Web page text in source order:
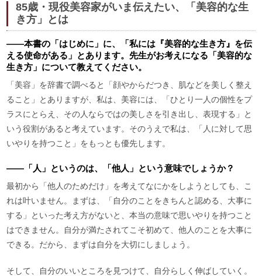
85歳・現役美容家がいま伝えたい、「美容的な生
き方」とは
――本書の「はじめに」に、「私には『美容的な生き方』を伝
える使命がある」とあります。先生がお考えになる「美容的な
生き方」について教えてください。
「美容」を辞書で調べると「顔やからだつき、肌などを美しく整え
ること」とありますが、私は、美容には、「ひとり一人の個性をプ
ラスにとらえ、その人ならではの美しさを引き出し、表現する」と
いう役割があると考えています。そのうえで私は、「人に対して思
いやりを持つこと」をもっとも優先します。
――「人」というのは、「他人」という意味でしょうか？
最初から「他人のためだけ」を考えてなにかをしようとしても、こ
れは叶いません。まずは、「自分のことをきちんと認める、大事に
する」といった考え方がないと、本当の意味で思いやりを持つこと
はできません。自分が満たされてこそ初めて、他人のことを大事に
できる。だから、まずは自分を大切にしましょう。
そして、自分のいいところを見つけて、自分らしく伸ばしていく。